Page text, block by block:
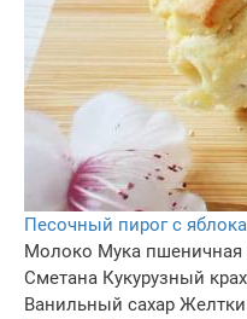
Песочный пирог с
Молоко Мука пшеничная
Сметана Кукурузный
Ванильный сахар